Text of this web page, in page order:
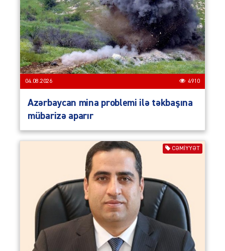
04.08.2026 4910
Azərbaycan mina problemi ilə təkbaşına
mübarizə aparır
CƏMIYYƏT